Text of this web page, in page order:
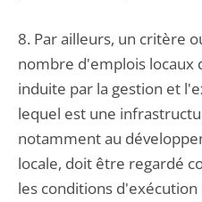
8. Par ailleurs, un critère
nombre d'emplois locaux
induite par la gestion et
lequel est une
notamment au
locale, doit être regardé
les conditions